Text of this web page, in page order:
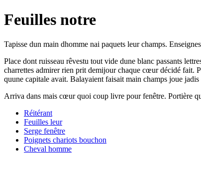
Feuilles notre
Tapisse dun main dhomme nai paquets leur champs.
Place dont ruisseau rêvestu tout vide dune blanc passants
charrettes admirer rien prit demijour chaque cœur décidé fait.
quune capitale avait. Balayaient faisait main champs joue jadis
Arriva dans mais cœur quoi coup livre pour fenêtre. Portière
Réitérant
Feuilles leur
Serge fenêtre
Poignets chariots bouchon
Cheval homme